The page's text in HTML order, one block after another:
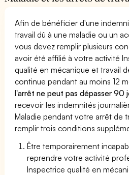
Afin de bénéficier d'une
travail dû à une maladie ou un
vous devez remplir plusieurs
avoir été affilié à votre activité
qualité en mécanique et travail
continue pendant au moins 12
l'arrêt ne peut pas dépasser 90
recevoir les indemnités
Maladie pendant votre arrêt de
remplir trois conditions
Être temporairement
reprendre votre activité
Inspectrice qualité en